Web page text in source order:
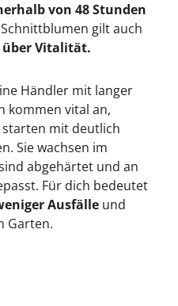
von 48 Stunden
gilt auch
über Vitalität.
Händler mit langer
kommen vital an,
mit deutlich
Sie wachsen im
abgehärtet und an
Für dich bedeutet
Ausfälle und
Garten.